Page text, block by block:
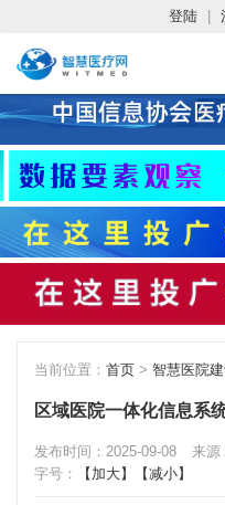
登陆
当前位置： 首页 > 智慧医院
区域医院一体化信息系
发布时间：2025-09-08 来源
字号：
【加大】 【减小】